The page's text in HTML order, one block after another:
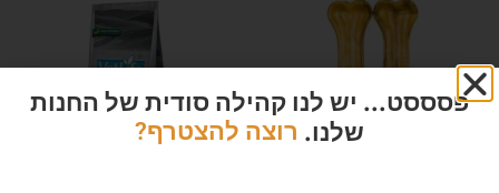
פסססט... יש לנו קהילה סודית של החנות
שלנו. רוצה להצטרף?